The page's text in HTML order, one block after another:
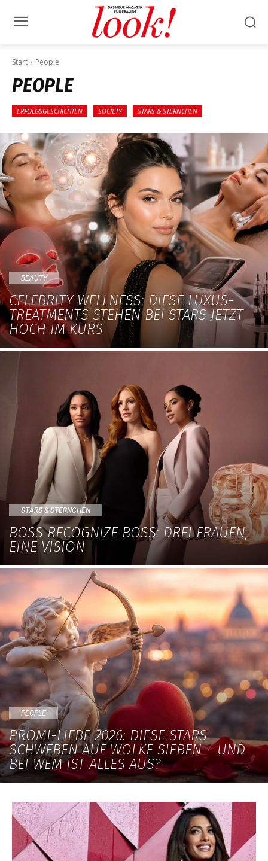
Start People
PEOPLE
ERFOLGSGESCHICHTEN SOCIETY STARS & STERNCHEN
BEAUTY
CELEBRITY WELLNESS: DIESE LUXUS-
TREATMENTS STEHEN BEI STARS JETZT
HOCH IM KURS
STARS & STERNCHEN
BOSS RECOGNIZE BOSS: DREI FRAUEN,
EINE VISION
PEOPLE
PROMI-LIEBE 2026: DIESE STARS
SCHWEBEN AUF WOLKE SIEBEN – UND
BEI WEM IST ALLES AUS?